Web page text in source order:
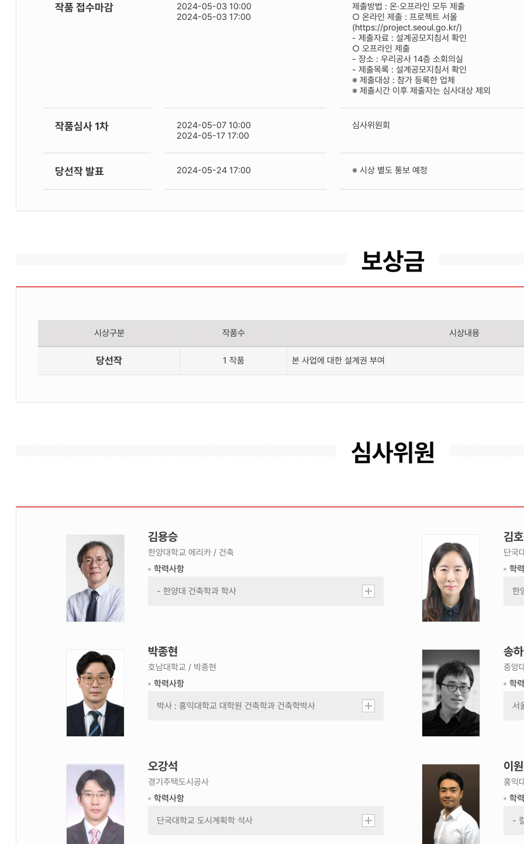
작품 접수마감
2024-05-03 10:00
2024-05-03 17:00
제출방법 : 온·오프라인 모두 제출
○ 온라인 제출 : 프로젝트 서울
(https://project.seoul.go.kr/)
- 제출자료 : 설계공모지침서 확인
○ 오프라인 제출
- 장소 : 우리공사 14층 소회의실
- 제출목록 : 설계공모지침서 확인
※ 제출대상 : 참가 등록한 업체
※ 제출시간 이후 제출자는 심사대상 제외
작품심사 1차
2024-05-07 10:00
2024-05-17 17:00
심사위원회
당선작 발표 2024-05-24 17:00 ※ 시상 별도 통보 예정
보상금
시상구분 작품수 시상내용
당선작 1 작품 본 사업에 대한 설계권 부여
심사위원
심사위원 -김용
승 사진/Jury -
Yongseung
Kim Photo
김용승
한양대학교 에리카 / 건축
학력사항
- 한양대 건축학과 학사
심
보
기
심사위원 -김호
정 사진/Jury -
Hojeong Kim
Photo
김
단국
학
한
심사위원 -박종
현 사진/Jury -
Park, Jong
Hyun Photo
박종현
호남대학교 / 박종현
학력사항
박사 : 홍익대학교 대학원 건축학과 건축학박사
심
보
기
엽 사진/Jury -
Hayeop Song
Photo
송
중앙
학
서
학
필
카
펜
심사위원 -오강
석 사진/Jury -
OH GANG
SEOK Photo
오강석
경기주택도시공사
학력사항
단국대학교 도시계획학 석사
심
심사위원 -이원
석 사진/Jury -
Wonshok Lee
Photo
이
홍익
학
-